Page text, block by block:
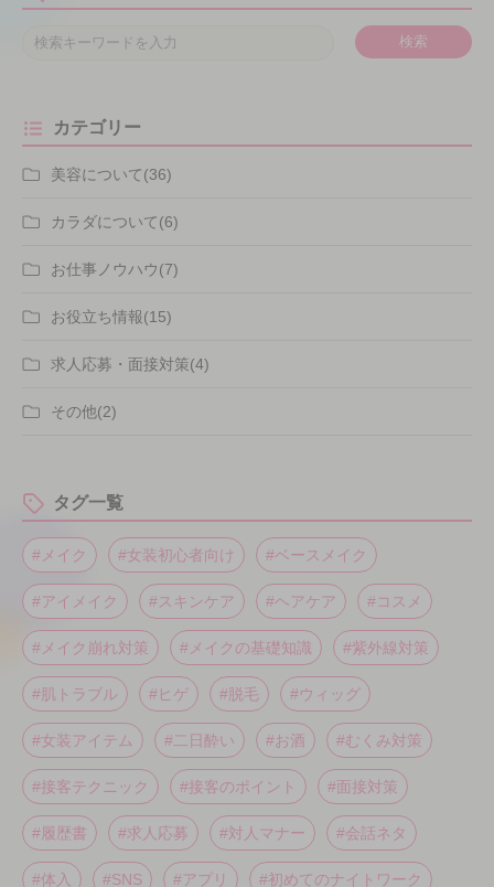
検索
カテゴリー
美容について(36)
カラダについて(6)
お仕事ノウハウ(7)
お役立ち情報(15)
求人応募・面接対策(4)
その他(2)
タグ一覧
#メイク #女装初心者向け #ベースメイク
#アイメイク #スキンケア #ヘアケア #コスメ
#メイク崩れ対策 #メイクの基礎知識 #紫外線対策
#肌トラブル #ヒゲ #脱毛 #ウィッグ
#女装アイテム #二日酔い #お酒 #むくみ対策
#接客テクニック #接客のポイント #面接対策
#履歴書 #求人応募 #対人マナー #会話ネタ
#体入 #SNS #アプリ #初めてのナイトワーク